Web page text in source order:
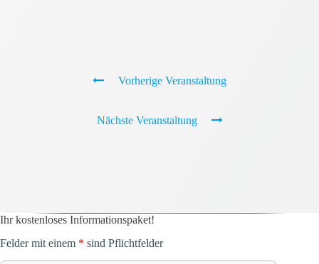
Vorherige Veranstaltung
Nächste Veranstaltung
Ihr kostenloses Informationspaket!
Felder mit einem * sind Pflichtfelder